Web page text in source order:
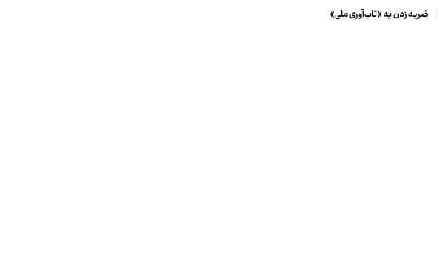
ضربه زدن به «تاب‌آوری ملی»